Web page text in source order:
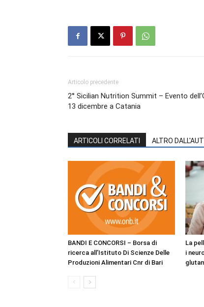
Articolo precedente
2° Sicilian Nutrition Summit – Evento
13 dicembre a Catania
ARTICOLI CORRELATI ALTRO
BANDI E CONCORSI – Borsa di
ricerca all’Istituto Di Scienze Delle
Produzioni Alimentari Cnr di Bari
La
i